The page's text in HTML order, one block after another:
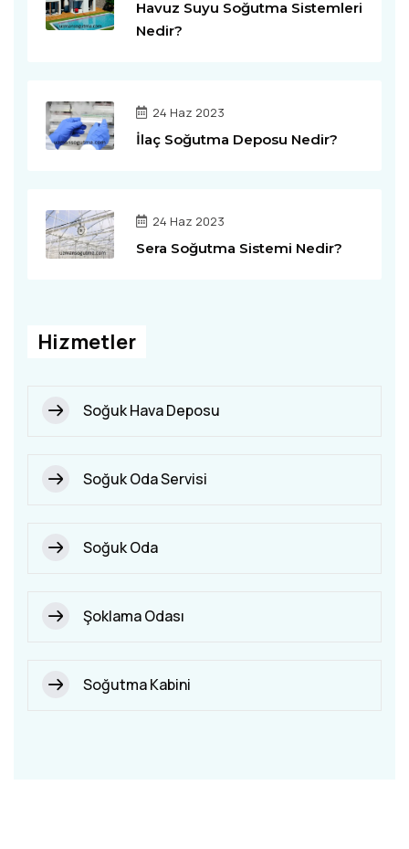
Havuz Suyu Soğutma Sistemleri
Nedir?
24 Haz 2023
İlaç Soğutma Deposu Nedir?
24 Haz 2023
Sera Soğutma Sistemi Nedir?
Hizmetler
Soğuk Hava Deposu
Soğuk Oda Servisi
Soğuk Oda
Şoklama Odası
Soğutma Kabini